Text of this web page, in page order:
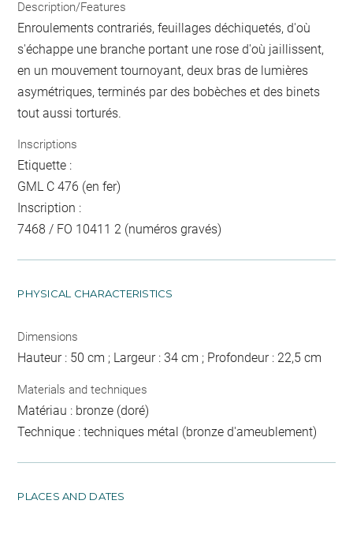
Description/Features
Enroulements contrariés, feuillages déchiquetés, d'où
s'échappe une branche portant une rose d'où jaillissent,
en un mouvement tournoyant, deux bras de lumières
asymétriques, terminés par des bobèches et des binets
tout aussi torturés.
Inscriptions
Etiquette :
GML C 476 (en fer)
Inscription :
7468 / FO 10411 2 (numéros gravés)
PHYSICAL CHARACTERISTICS
Dimensions
Hauteur : 50 cm ; Largeur : 34 cm ; Profondeur : 22,5 cm
Materials and techniques
Matériau : bronze (doré)
Technique : techniques métal (bronze d'ameublement)
PLACES AND DATES